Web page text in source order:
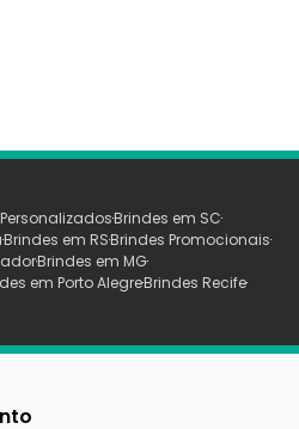
Brindes em SC
Brindes em RSBrindes Promocionais
Brindes em MG
em Porto AlegreBrindes Recife